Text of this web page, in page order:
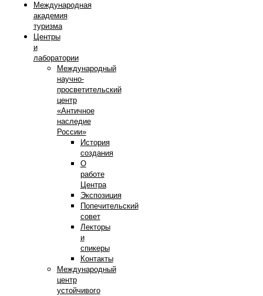
Международная
академия
туризма
Центры
и
лаборатории
Международный
научно-
просветительский
центр
«Античное
наследие
России»
История
создания
О
работе
Центра
Экспозиция
Попечительский
совет
Лекторы
и
спикеры
Контакты
Международный
центр
устойчивого